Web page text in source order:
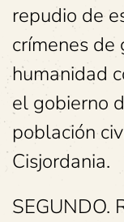
repudio de
crímenes de
humanidad
el gobierno
población
Cisjordania.
SEGUNDO.